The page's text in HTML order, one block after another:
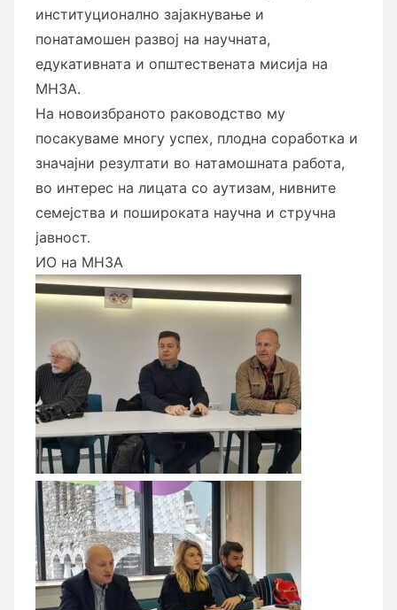
институционално зајакнување и
понатамошен развој на научната,
едукативната и општествената мисија на
МНЗА.
На новоизбраното раководство му
посакуваме многу успех, плодна соработка и
значајни резултати во натамошната работа,
во интерес на лицата со аутизам, нивните
семејства и пошироката научна и стручна
јавност.
ИО на МНЗА